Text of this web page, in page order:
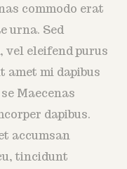
commodo erat
urna. Sed
vel eleifend purus
amet mi dapibus
Maecenas
dapibus.
accumsan
tincidunt